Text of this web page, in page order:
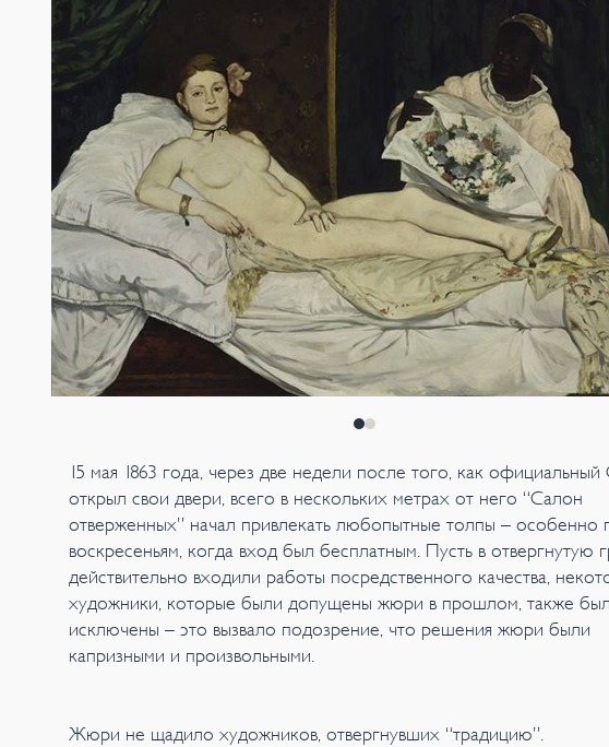
15 мая 1863 года, через две недели после того, как
открыл свои двери, всего в нескольких метрах от него “Салон
отверженных” начал привлекать любопытные толпы – особенно
воскресеньям, когда вход был бесплатным. Пусть в отвергнутую
действительно входили работы посредственного качества,
художники, которые были допущены жюри в прошлом, также
исключены – это вызвало подозрение, что решения жюри были
капризными и произвольными.
Жюри не щадило художников, отвергнувших “традицию”.